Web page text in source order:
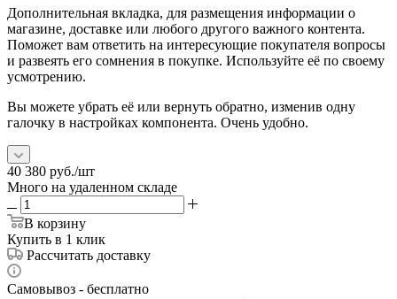
Дополнительная вкладка, для размещения информации о
магазине, доставке или любого другого важного контента.
Поможет вам ответить на интересующие покупателя вопросы
и развеять его сомнения в покупке. Используйте её по своему
усмотрению.
Вы можете убрать её или вернуть обратно, изменив одну
галочку в настройках компонента. Очень удобно.
40 380 руб./шт
Много на удаленном складе
В корзину
Купить в 1 клик
Рассчитать доставку
Самовывоз - бесплатно